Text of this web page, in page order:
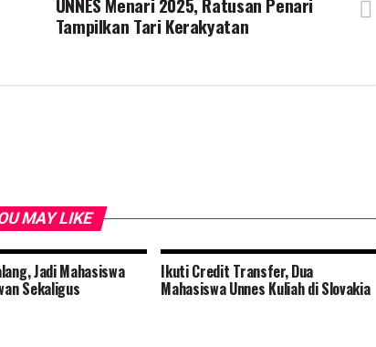
Tampilkan Tari Kerakyatan
MAY LIKE
Jadi Mahasiswa
Sekaligus
Ikuti Credit Transfer, Dua
Mahasiswa Unnes Kuliah di Slovakia